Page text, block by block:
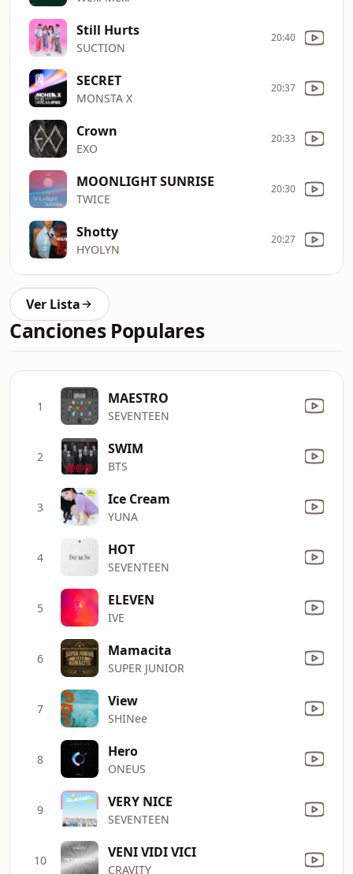
Still Hurts
SUCTION
20:40
SECRET
MONSTA X
20:37
Crown
EXO
20:33
MOONLIGHT SUNRISE
TWICE
20:30
Shotty
HYOLYN
20:27
Ver Lista
Canciones Populares
1 MAESTRO
SEVENTEEN
2 SWIM
BTS
3 Ice Cream
YUNA
4 HOT
SEVENTEEN
5 ELEVEN
IVE
6 Mamacita
SUPER JUNIOR
7 View
SHINee
8 Hero
ONEUS
9 VERY NICE
SEVENTEEN
10 VENI VIDI VICI
CRAVITY